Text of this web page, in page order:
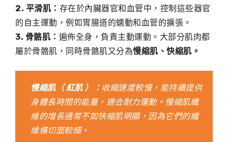
2. 平滑肌： 存在於內臟器官和血管中，控制這些器官
的自主運動，例如胃腸道的蠕動和血管的擴張。
3. 骨骼肌： 遍佈全身，負責主動運動。大部分肌肉都
屬於骨骼肌，同時骨骼肌又分為慢縮肌、快縮肌。
慢縮肌（ 紅肌 ）： 收縮速度較慢，能持續提供
身體長時間的能量，適合耐力運動。慢縮肌纖
維的增長通常不如快縮肌明顯，因為它們的纖
維橫切面較細。